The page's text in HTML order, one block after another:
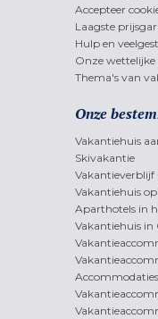
Accepteer
Laagste
Hulp en
Onze
Thema's van
Onze
Vakantiehuis
Skivakantie
Vakantieverblijf
Vakantiehuis
Aparthotels in
Vakantiehuis in